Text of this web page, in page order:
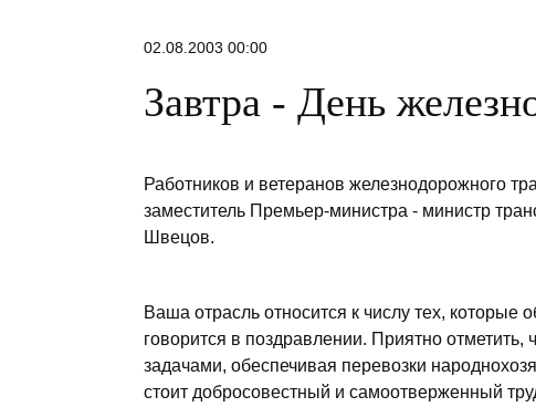
02.08.2003 00:00
Завтра - День
Работников и ветеранов железнодорожного
заместитель Премьер-министра - министр
Швецов.
Ваша отрасль относится к числу тех, которые
говорится в поздравлении. Приятно
задачами, обеспечивая перевозки
стоит добросовестный и самоотверженный